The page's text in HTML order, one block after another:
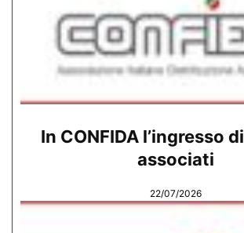
In CONFIDA l’ingresso
associati
22/07/2026